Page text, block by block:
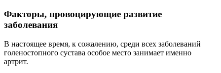
Факторы, провоцирующие развитие
заболевания
В настоящее время, к сожалению, среди всех заболеваний
голеностопного сустава особое место занимает именно
артрит.